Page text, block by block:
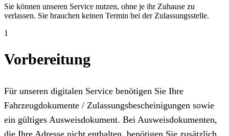
Sie können unseren Service nutzen, ohne je ihr Zuhause zu
verlassen. Sie brauchen keinen Termin bei der Zulassungsstelle.
1
Vorbereitung
Für unseren digitalen Service benötigen Sie Ihre
Fahrzeugdokumente / Zulassungsbescheinigungen sowie
ein gültiges Ausweisdokument. Bei Ausweisdokumenten,